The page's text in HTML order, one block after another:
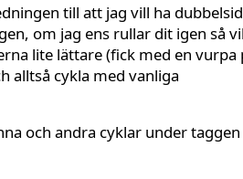
till att jag vill ha
om jag ens rullar dit igen så
lite lättare (fick med en vurpa
alltså cykla med vanliga
och andra cyklar under taggen